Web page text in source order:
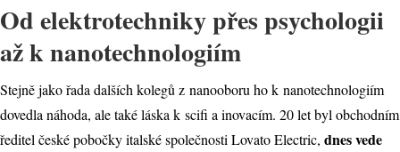
Od elektrotechniky přes psychologii
až k nanotechnologiím
Stejně jako řada dalších kolegů z nanooboru ho k nanotechnologiím
dovedla náhoda, ale také láska k scifi a inovacím. 20 let byl obchodním
ředitel české pobočky italské společnosti Lovato Electric, dnes vede